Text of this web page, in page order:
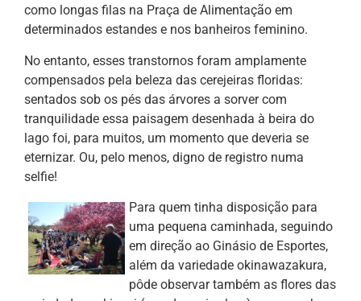
como longas filas na Praça de Alimentação em
determinados estandes e nos banheiros feminino.
No entanto, esses transtornos foram amplamente
compensados pela beleza das cerejeiras floridas:
sentados sob os pés das árvores a sorver com
tranquilidade essa paisagem desenhada à beira do
lago foi, para muitos, um momento que deveria se
eternizar. Ou, pelo menos, digno de registro numa
selfie!
Para quem tinha disposição para
uma pequena caminhada, seguindo
em direção ao Ginásio de Esportes,
além da variedade okinawazakura,
pôde observar também as flores das